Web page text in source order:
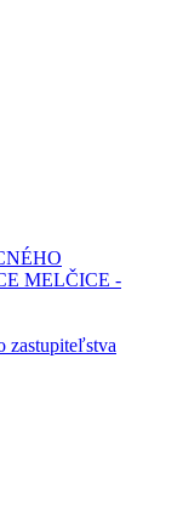
MELČICE -
zastupiteľstva